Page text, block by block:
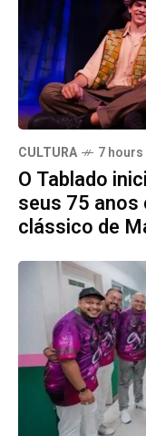
CULTURA 7
O Tablado
seus 75
clássico de